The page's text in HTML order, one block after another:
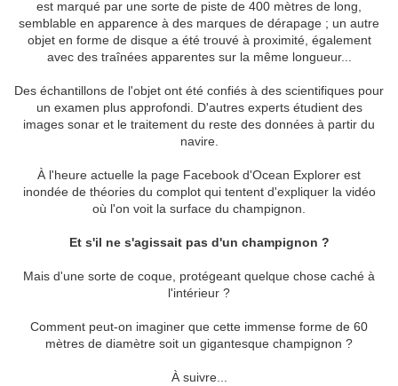
est marqué par une sorte de piste de 400 mètres de long,
semblable en apparence à des marques de dérapage ; un autre
objet en forme de disque a été trouvé à proximité, également
avec des traînées apparentes sur la même longueur...
Des échantillons de l'objet ont été confiés à des scientifiques pour
un examen plus approfondi. D'autres experts étudient des
images sonar et le traitement du reste des données à partir du
navire.
À l'heure actuelle la page Facebook d'Ocean Explorer est
inondée de théories du complot qui tentent d'expliquer la vidéo
où l'on voit la surface du champignon.
Et s'il ne s'agissait pas d'un champignon ?
Mais d'une sorte de coque, protégeant quelque chose caché à
l'intérieur ?
Comment peut-on imaginer que cette immense forme de 60
mètres de diamètre soit un gigantesque champignon ?
À suivre...